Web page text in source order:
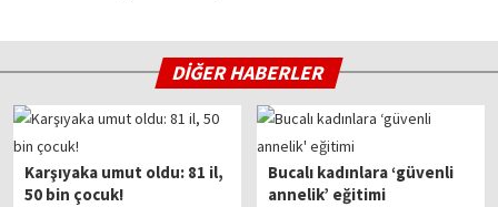
DİĞER HABERLER
Karşıyaka umut oldu: 81 il,
50 bin çocuk!
Bucalı kadınlara ‘güvenli
annelik’ eğitimi